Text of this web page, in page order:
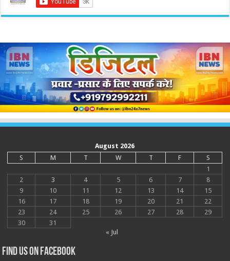
August 2026
S
M T W T F
S
1
2
3 4 5 6 7
8
9
10 11 12 13 14
15
16
17 18 19 20 21
22
23
24 25 26 27 28
29
30
31
« Jul
Find us on Facebook